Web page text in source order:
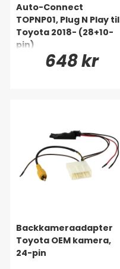
Auto-Connect
TOPNP01, Plug N Play til
Toyota 2018- (28+10-
pin)
648 kr
Backkameraadapter
Toyota OEM kamera,
24-pin